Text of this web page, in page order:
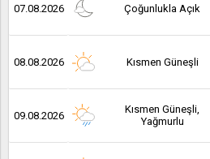
07.08.2026 Çoğunlukla Açık
08.08.2026 Kısmen Güneşli
09.08.2026
Kısmen Güneşli,
Yağmurlu